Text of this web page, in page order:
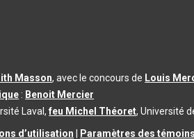
Masson, avec le concours de Louis
: Benoit Mercier
Laval,feu Michel Théoret, Université
d’utilisation Paramètres des témoins